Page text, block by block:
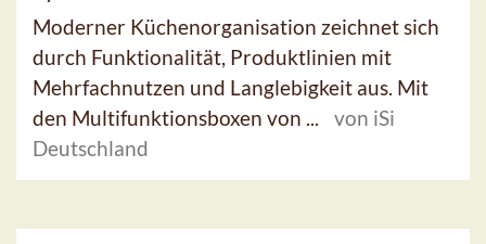
Moderner Küchenorganisation zeichnet sich
durch Funktionalität, Produktlinien mit
Mehrfachnutzen und Langlebigkeit aus. Mit
den Multifunktionsboxen von ...
von iSi
Deutschland